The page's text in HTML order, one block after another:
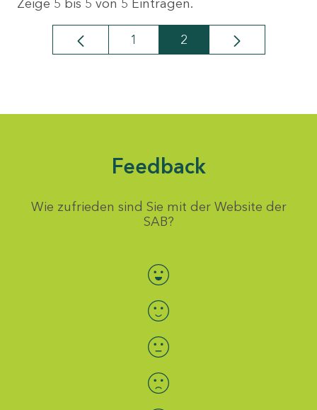
Zeige 5 bis 5 von 5 Einträgen.
Seite
1 Seite
2
Feedback
Wie zufrieden sind Sie mit der Website der
SAB?
Bewertung auswählen